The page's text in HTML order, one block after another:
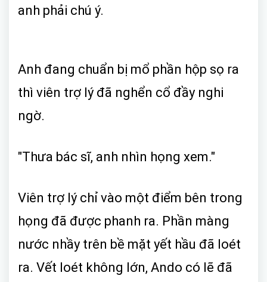
anh phải chú ý.
Anh đang chuẩn bị mổ phần hộp sọ ra
thì viên trợ lý đã nghển cổ đầy nghi
ngờ.
"Thưa bác sĩ, anh nhìn họng xem."
Viên trợ lý chỉ vào một điểm bên trong
họng đã được phanh ra. Phần màng
nước nhầy trên bề mặt yết hầu đã loét
ra. Vết loét không lớn, Ando có lẽ đã